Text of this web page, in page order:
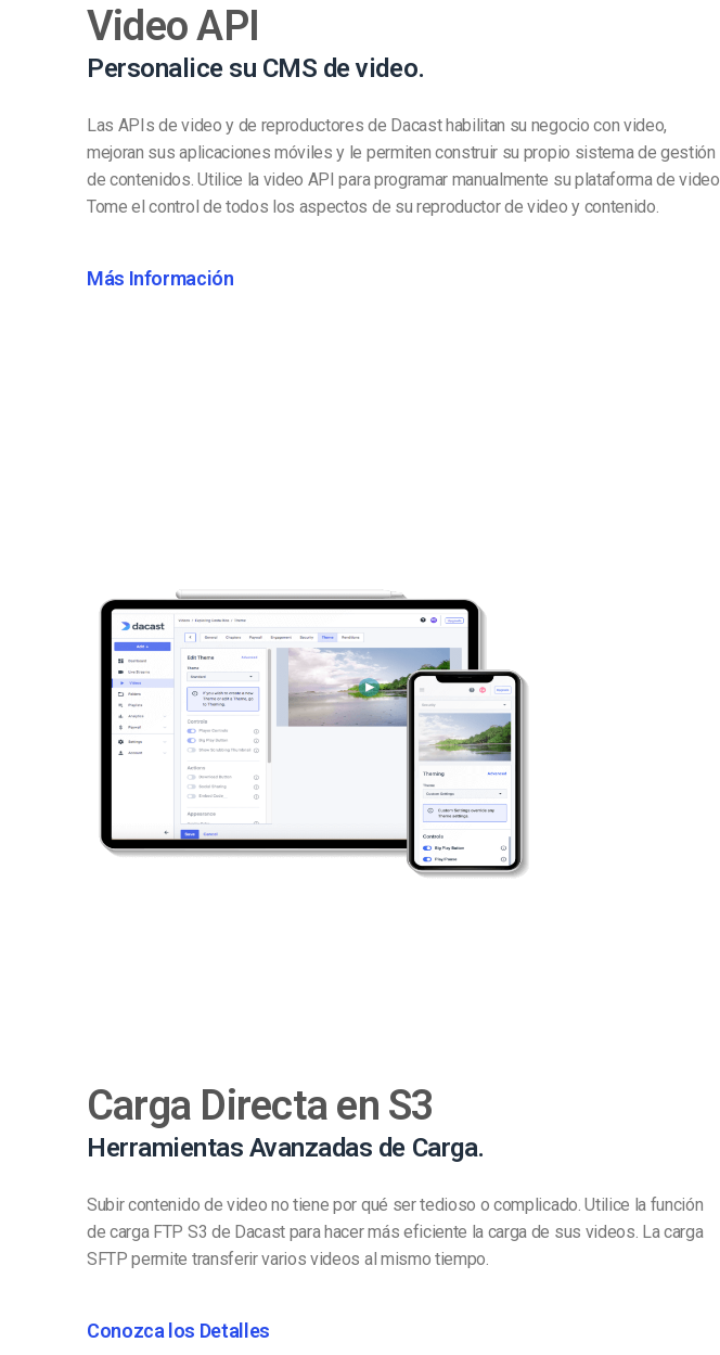
Video API
Personalice su CMS de video.
Las APIs de video y de reproductores de Dacast habilitan su negocio con video,
mejoran sus aplicaciones móviles y le permiten construir su propio sistema de gestión
de contenidos. Utilice la video API para programar manualmente su plataforma de video.
Tome el control de todos los aspectos de su reproductor de video y contenido.
Más Información
Carga Directa en S3
Herramientas Avanzadas de Carga.
Subir contenido de video no tiene por qué ser tedioso o complicado. Utilice la función
de carga FTP S3 de Dacast para hacer más eficiente la carga de sus videos. La carga
SFTP permite transferir varios videos al mismo tiempo.
Conozca los Detalles